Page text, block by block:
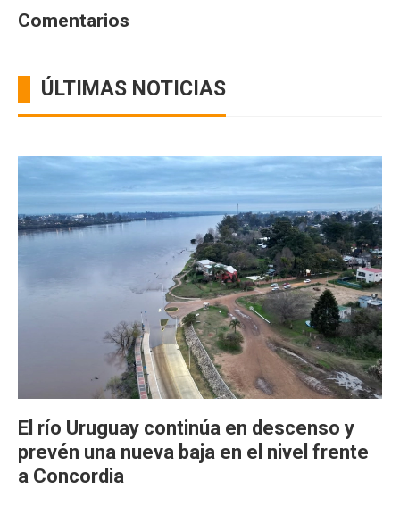
Comentarios
ÚLTIMAS NOTICIAS
El río Uruguay continúa en descenso y
prevén una nueva baja en el nivel frente
a Concordia